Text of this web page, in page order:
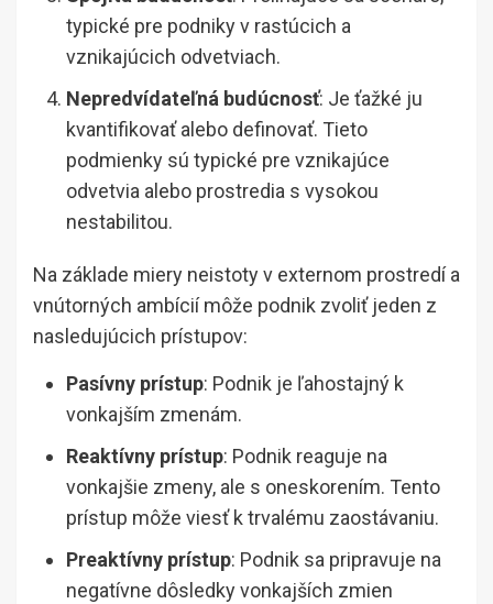
typické pre podniky v rastúcich a
vznikajúcich odvetviach.
Nepredvídateľná budúcnosť: Je ťažké ju
kvantifikovať alebo definovať. Tieto
podmienky sú typické pre vznikajúce
odvetvia alebo prostredia s vysokou
nestabilitou.
Na základe miery neistoty v externom prostredí a
vnútorných ambícií môže podnik zvoliť jeden z
nasledujúcich prístupov:
Pasívny prístup: Podnik je ľahostajný k
vonkajším zmenám.
Reaktívny prístup: Podnik reaguje na
vonkajšie zmeny, ale s oneskorením. Tento
prístup môže viesť k trvalému zaostávaniu.
Preaktívny prístup: Podnik sa pripravuje na
negatívne dôsledky vonkajších zmien